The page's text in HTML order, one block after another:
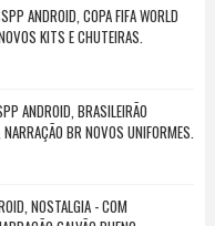
ANDROID, COPA FIFA WORLD
KITS E CHUTEIRAS.
ANDROID, BRASILEIRÃO
BR NOVOS UNIFORMES.
NOSTALGIA - COM